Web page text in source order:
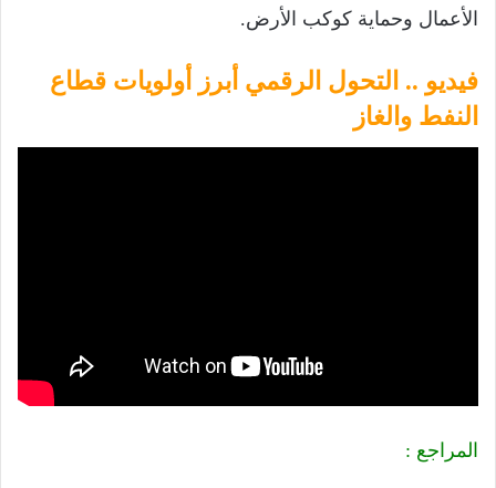
الأعمال وحماية كوكب الأرض.
فيديو .. التحول الرقمي أبرز أولويات قطاع
النفط والغاز
المراجع :